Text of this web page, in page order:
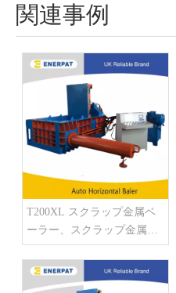
関連事例
T200XL スクラップ金属ベ
ーラー、スクラップ金属梱
包プレス